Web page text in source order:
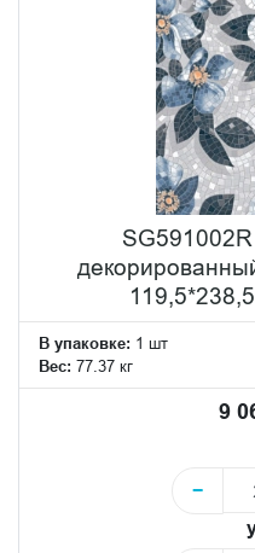
В упаковке: 1 шт
Вес: 77.37 кг
9
−